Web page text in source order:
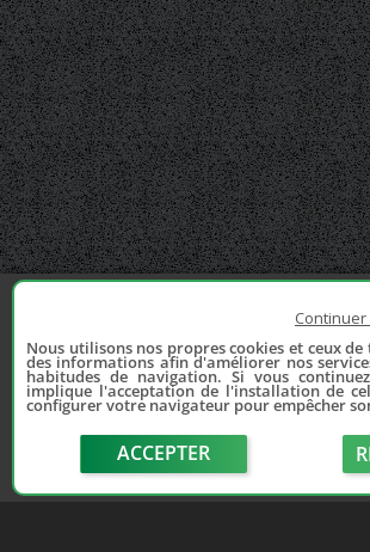
Nous utilisons nos propres cookies et ceux
des informations afin d'améliorer nos
habitudes de navigation. Si vous
implique l'acceptation de l'installation de
configurer votre navigateur pour empêcher
ACCEPTER